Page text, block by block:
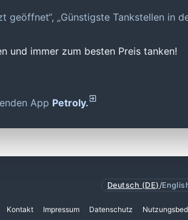
„Günstigste Tankstellen in
und immer zum besten Preis tanken!
App Petroly.
Deutsch (DE) /
Kontakt Impressum Datenschutz